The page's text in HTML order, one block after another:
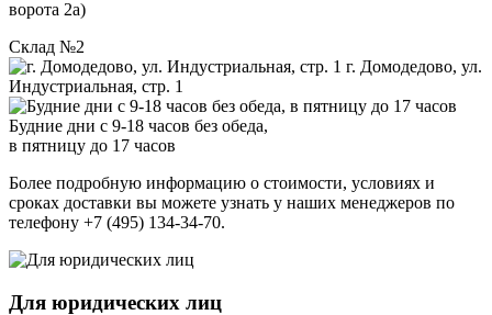
ворота 2а)
Склад №2
г. Домодедово, ул.
Индустриальная, стр. 1
Будние дни с 9-18 часов без обеда,
в пятницу до 17 часов
Более подробную информацию о стоимости, условиях и
сроках доставки вы можете узнать у наших менеджеров по
телефону +7 (495) 134-34-70.
Для юридических лиц